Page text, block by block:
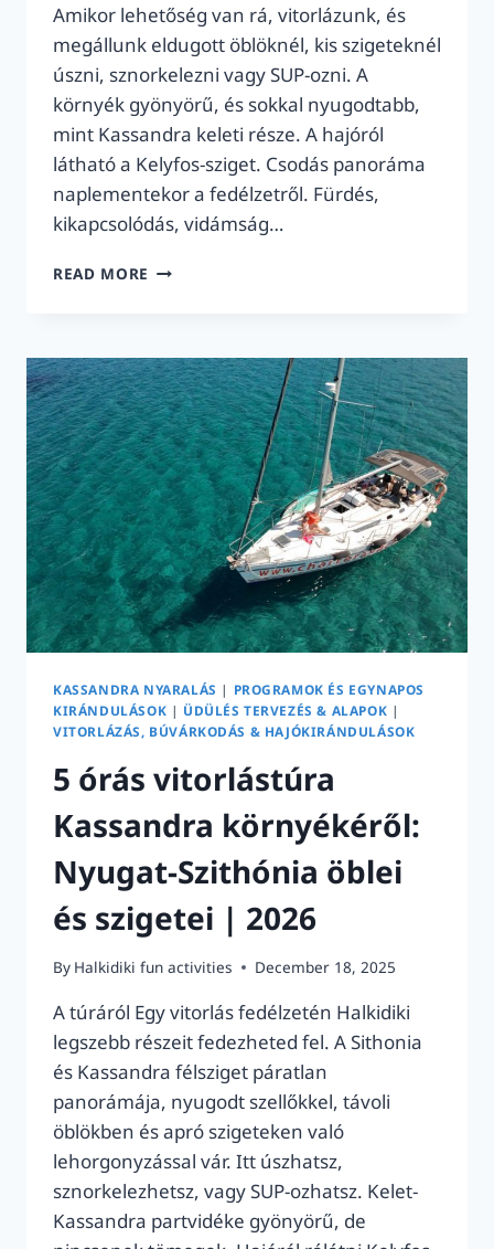
Amikor lehetőség van rá, vitorlázunk, és
megállunk eldugott öblöknél, kis szigeteknél
úszni, sznorkelezni vagy SUP-ozni. A
környék gyönyörű, és sokkal nyugodtabb,
mint Kassandra keleti része. A hajóról
látható a Kelyfos-sziget. Csodás panoráma
naplementekor a fedélzetről. Fürdés,
kikapcsolódás, vidámság…
READ MORE 3
N.
MARMARASRÓL:
SITHONIA
ÖBLEI
ÉS
SZIGETEI
NAPLEMENTÉBEN
|
2026
KASSANDRA NYARALÁS | PROGRAMOK ÉS EGYNAPOS
KIRÁNDULÁSOK | ÜDÜLÉS TERVEZÉS & ALAPOK |
VITORLÁZÁS, BÚVÁRKODÁS & HAJÓKIRÁNDULÁSOK
5 órás vitorlástúra
Kassandra környékéről:
Nyugat-Szithónia öblei
és szigetei | 2026
By Halkidiki fun activities December 18, 2025
A túráról Egy vitorlás fedélzetén Halkidiki
legszebb részeit fedezheted fel. A Sithonia
és Kassandra félsziget páratlan
panorámája, nyugodt szellőkkel, távoli
öblökben és apró szigeteken való
lehorgonyzással vár. Itt úszhatsz,
sznorkelezhetsz, vagy SUP-ozhatsz. Kelet-
Kassandra partvidéke gyönyörű, de